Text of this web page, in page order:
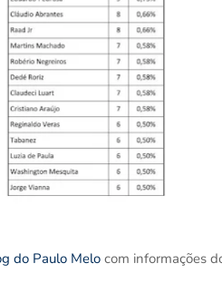
do Paulo Melocom informações